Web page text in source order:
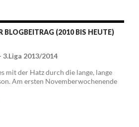
BLOGBEITRAG (2010 BIS HEUTE)
3.Liga 2013/2014
mit der Hatz durch die lange, lange
Am ersten Novemberwochenende